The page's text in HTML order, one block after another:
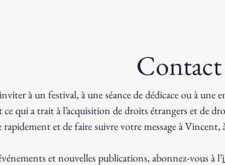
Contact
à un festival, à une séance de dédicace ou à
qui a trait à l’acquisition de droits étrangers et de
et de faire suivre votre message à Vincent,
et nouvelles publications, abonnez-vous à l’